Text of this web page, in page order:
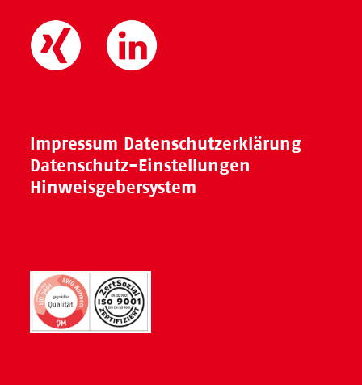
Impressum Datenschutzerklärung
Datenschutz-Einstellungen
Hinweisgebersystem